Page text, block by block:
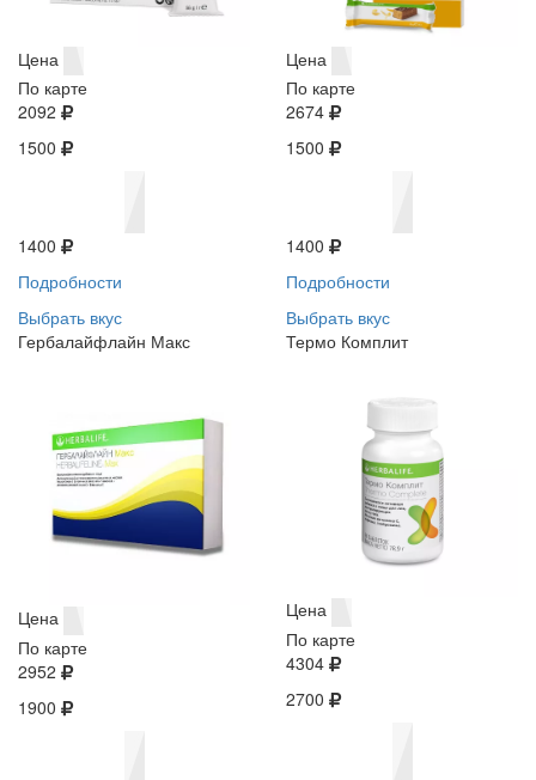
Цена
По карте
2092
1500
1400
Подробности
Выбрать вкус
Цена
По карте
2674
1500
1400
Подробности
Выбрать вкус
Гербалайфлайн Макс
Цена
По карте
2952
1900
Термо Комплит
Цена
По карте
4304
2700